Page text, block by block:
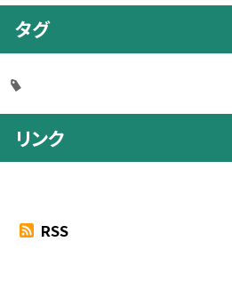
タグ
リンク
RSS